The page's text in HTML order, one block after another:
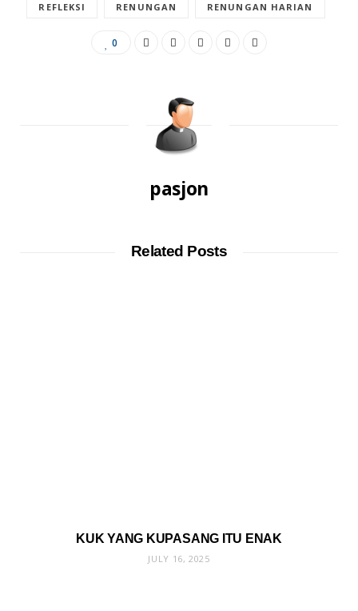
REFLEKSI RENUNGAN RENUNGAN HARIAN
0
pasjon
Related Posts
KUK YANG KUPASANG ITU ENAK
JULY 16, 2025